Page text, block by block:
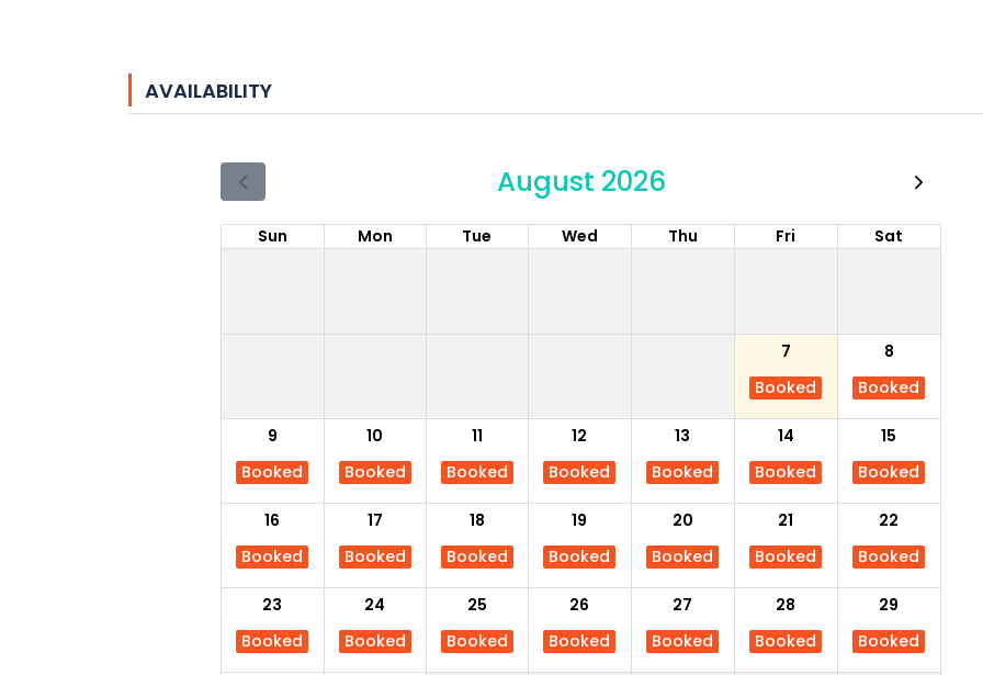
AVAILABILITY
August 2026
Sun Mon Tue Wed Thu Fri Sat
7
8
Booked
Booked
9 10 11 12 13 14
15
Booked
Booked Booked Booked Booked Booked Booked
16 17 18 19 20 21
22
Booked
Booked Booked Booked Booked Booked Booked
23 24 25 26 27 28
29
Booked
Booked Booked Booked Booked Booked Booked